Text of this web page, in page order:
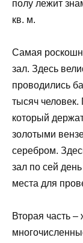
полу лежит
кв. м.
Самая
зал. Здесь
проводились
тысяч
который
золотыми
серебром.
зал по сей
места для
Вторая часть